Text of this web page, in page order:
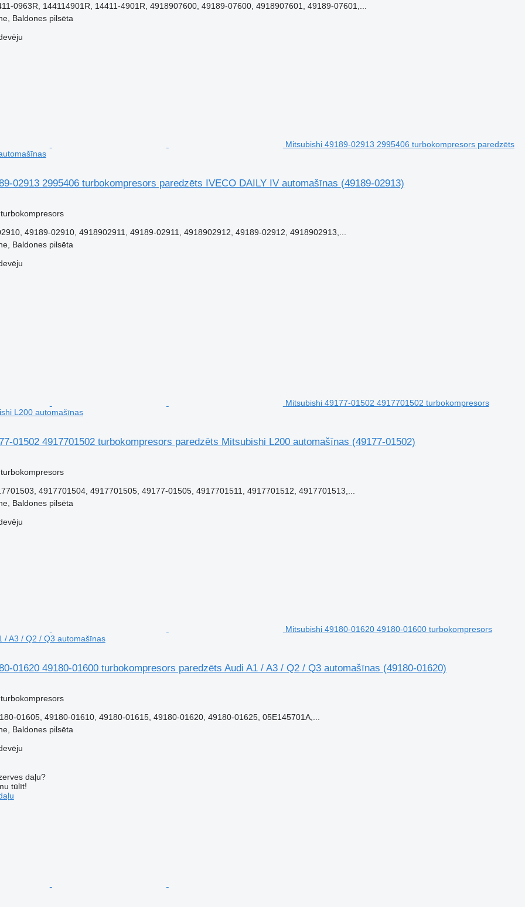
0963R, 144114901R, 14411-4901R, 4918907600, 49189-07600, 4918907601, 49189-07601,...
Baldones pilsēta
Mitsubishi 49189-02913 2995406 turbokompresors paredzēts
02913 2995406 turbokompresors paredzēts IVECO DAILY IV automašīnas (49189-02913)
49189-02910, 4918902911, 49189-02911, 4918902912, 49189-02912, 4918902913,...
Baldones pilsēta
Mitsubishi 49177-01502 4917701502 turbokompresors
L200 automašīnas
01502 4917701502 turbokompresors paredzēts Mitsubishi L200 automašīnas (49177-01502)
4917701504, 4917701505, 49177-01505, 4917701511, 4917701512, 4917701513,...
Baldones pilsēta
Mitsubishi 49180-01620 49180-01600 turbokompresors
/ A3 / Q2 / Q3 automašīnas
01620 49180-01600 turbokompresors paredzēts Audi A1 / A3 / Q2 / Q3 automašīnas (49180-01620)
01605, 49180-01610, 49180-01615, 49180-01620, 49180-01625, 05E145701A,...
Baldones pilsēta
daļu?
tūlīt!